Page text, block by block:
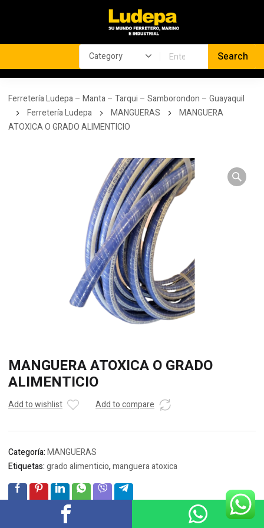
Ferretería Ludepa – Manta – Tarqui – Samborondon – Guayaquil
Ferretería Ludepa
MANGUERAS
MANGUERA
ATOXICA O GRADO ALIMENTICIO
MANGUERA ATOXICA O GRADO
ALIMENTICIO
Add to wishlist Add to compare
Categoría:MANGUERAS
Etiquetas:grado alimenticio,manguera atoxica